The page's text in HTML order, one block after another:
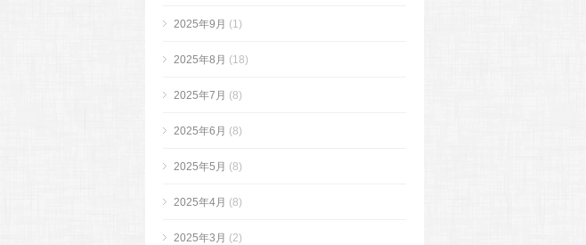
2025年9月 (1)
2025年8月 (18)
2025年7月 (8)
2025年6月 (8)
2025年5月 (8)
2025年4月 (8)
2025年3月 (2)